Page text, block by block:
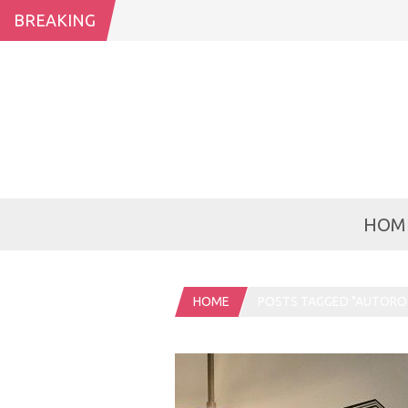
BREAKING
HOME